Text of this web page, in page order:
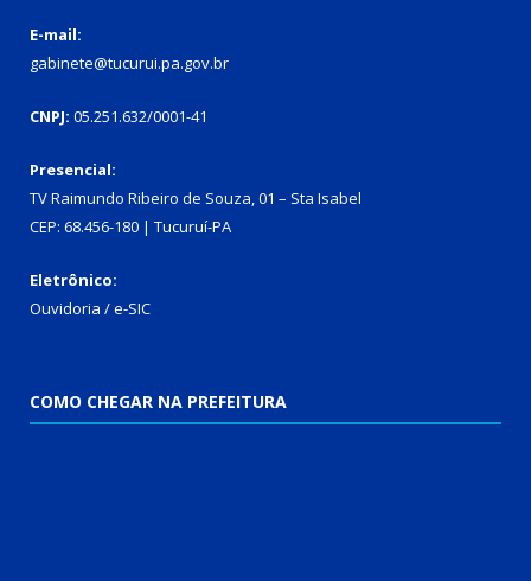
E-mail:
gabinete@tucurui.pa.gov.br
CNPJ: 05.251.632/0001-41
Presencial:
TV Raimundo Ribeiro de Souza, 01 – Sta Isabel
CEP: 68.456-180 | Tucuruí-PA
Eletrônico:
Ouvidoria /e-SIC
COMO CHEGAR NA PREFEITURA